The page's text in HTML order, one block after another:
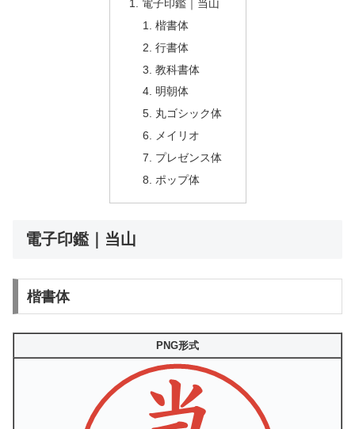
電子印鑑｜当山
楷書体
行書体
教科書体
明朝体
丸ゴシック体
メイリオ
プレゼンス体
ポップ体
電子印鑑｜当山
楷書体
PNG形式